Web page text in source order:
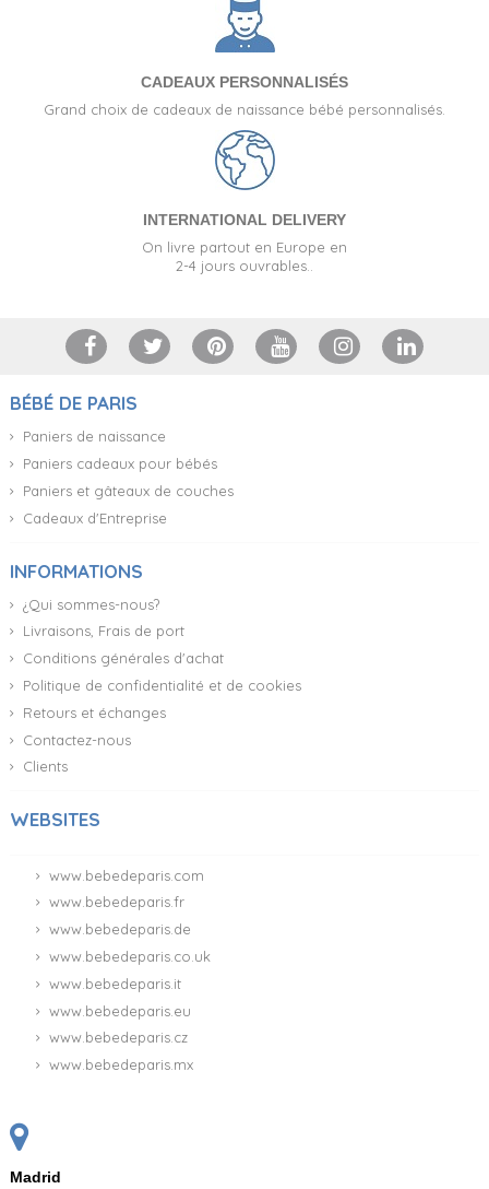
CADEAUX PERSONNALISÉS
Grand choix de cadeaux de naissance bébé personnalisés.
INTERNATIONAL DELIVERY
On livre partout en Europe en
2-4 jours ouvrables..
BÉBÉ DE PARIS
Paniers de naissance
Paniers cadeaux pour bébés
Paniers et gâteaux de couches
Cadeaux d'Entreprise
INFORMATIONS
¿Qui sommes-nous?
Livraisons, Frais de port
Conditions générales d'achat
Politique de confidentialité et de cookies
Retours et échanges
Contactez-nous
Clients
WEBSITES
www.bebedeparis.com
www.bebedeparis.fr
www.bebedeparis.de
www.bebedeparis.co.uk
www.bebedeparis.it
www.bebedeparis.eu
www.bebedeparis.cz
www.bebedeparis.mx
Madrid